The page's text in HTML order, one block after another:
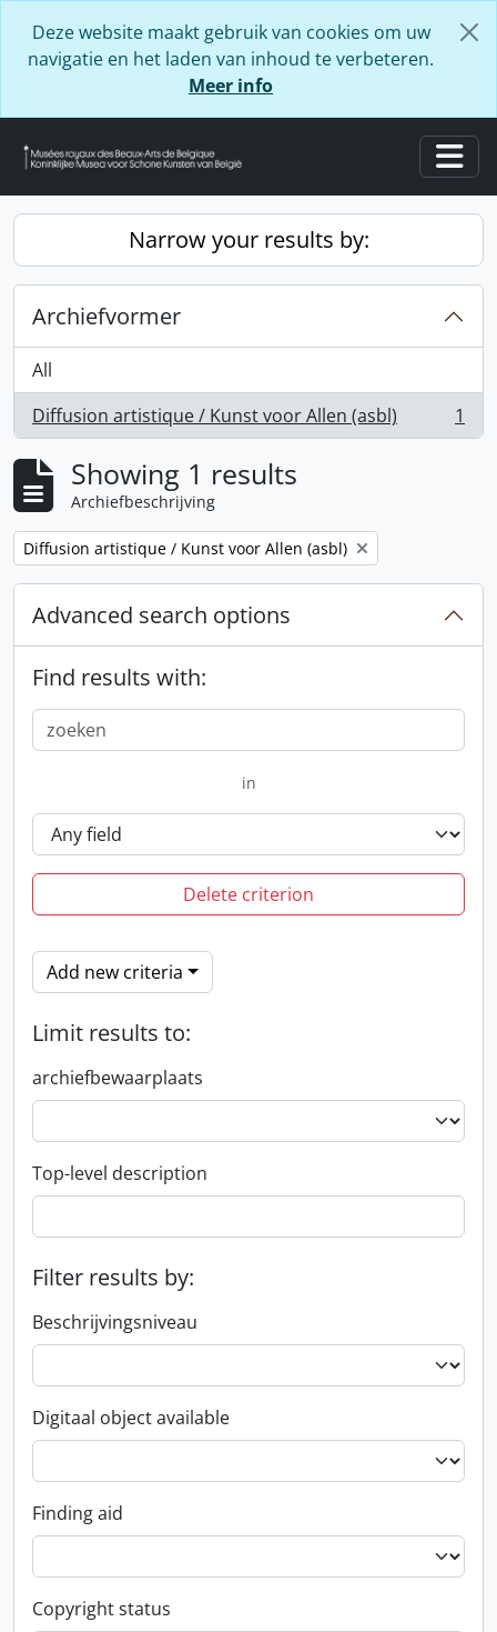
Deze website maakt gebruik van cookies om uw
navigatie en het laden van inhoud te verbeteren.
Meer info
Narrow your results by:
Archiefvormer
All
Diffusion artistique / Kunst voor Allen (asbl)
, 1 results 1
Showing 1 results
Archiefbeschrijving
Remove filter:
Diffusion artistique / Kunst voor Allen (asbl)
Advanced search options
Find results with:
in
Delete criterion
Add new criteria
Limit results to:
archiefbewaarplaats
Top-level description
Filter results by:
Beschrijvingsniveau
Digitaal object available
Finding aid
Copyright status